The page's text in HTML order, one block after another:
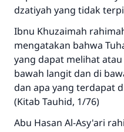
dzatiyah yang tidak
Ibnu Khuzaimah
mengatakan bahwa
yang dapat melihat
bawah langit dan di
dan apa yang terdapat
(Kitab Tauhid, 1/76)
Abu Hasan Al-Asy'ari